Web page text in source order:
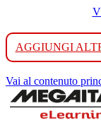
AGGIUNGI
Vai al contenuto